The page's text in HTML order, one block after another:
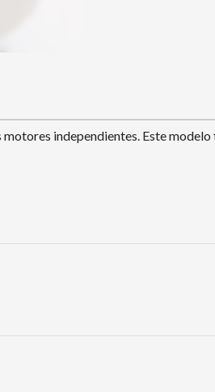
independientes. Este